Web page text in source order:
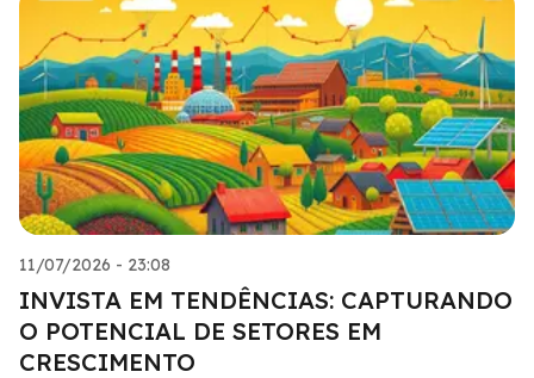
11/07/2026 - 23:08
INVISTA EM TENDÊNCIAS: CAPTURANDO
O POTENCIAL DE SETORES EM
CRESCIMENTO